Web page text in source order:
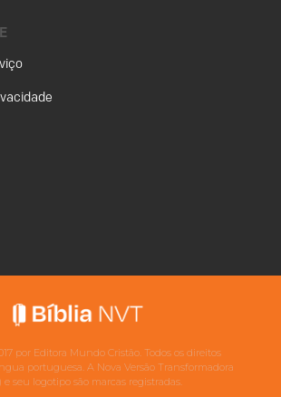
por Editora Mundo Cristão. Todos os direitos
portuguesa. A Nova Versão Transformadora
e seu logotipo são marcas registradas.